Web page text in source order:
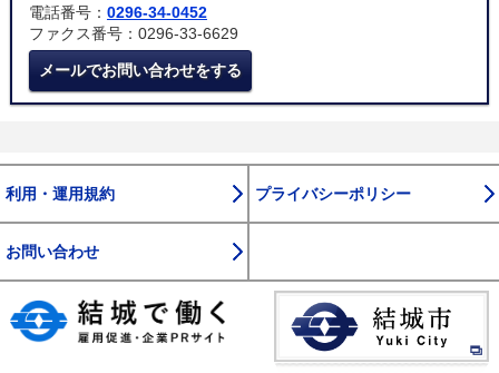
電話番号： 0296-34-0452
ファクス番号：0296-33-6629
メールでお問い合わせをする
利用・運用規約 プライバシーポリシー
お問い合わせ